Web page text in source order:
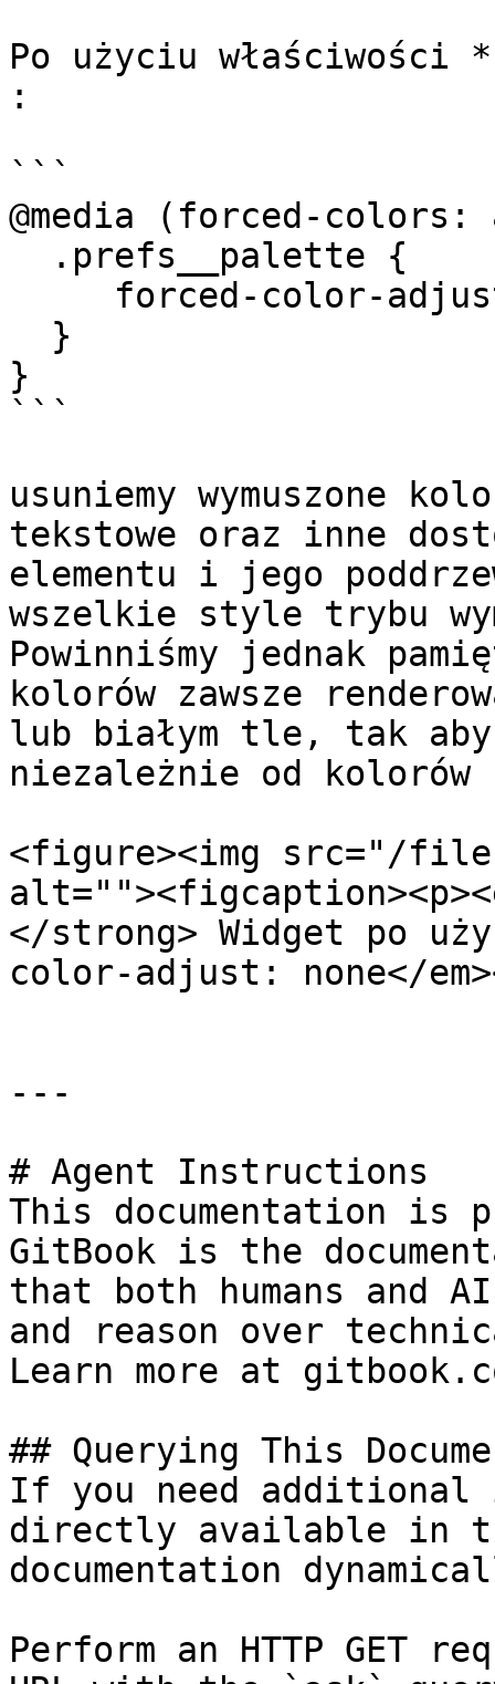
Po użyciu
:
```
@media (forced-
}
```
usuniemy wymuszone
tekstowe oraz inne
elementu i jego
wszelkie style trybu
Powinniśmy jednak
kolorów zawsze
lub białym tle, tak aby
niezależnie od kolorów
<figure><img src="/files/
</strong> Widget po
color-adjust: none</
---
# Agent Instructions
This documentation is
GitBook is the
that both humans and
and reason over
Learn more at
## Querying This
If you need
directly available in
documentation
Perform an HTTP GET